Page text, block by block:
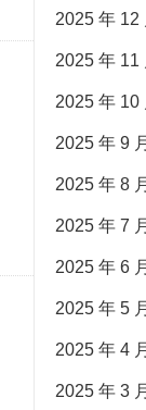
2025 年 12
2025 年 11
2025 年 10
2025 年 9 月
2025 年 8 月
2025 年 7 月
2025 年 6 月
2025 年 5 月
2025 年 4 月
2025 年 3 月